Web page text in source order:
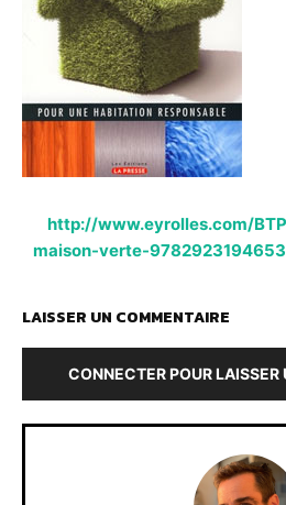
http://www.eyrolles.com/
maison-verte-
LAISSER UN COMMENTAIRE
CONNECTER POUR